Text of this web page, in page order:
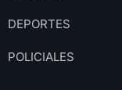
DEPORTES
POLICIALES